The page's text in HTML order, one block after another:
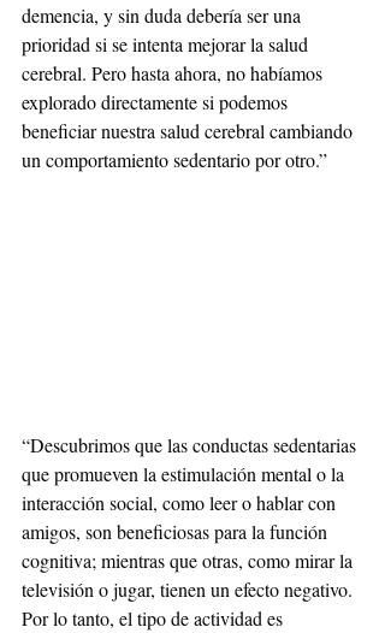
demencia, y sin duda debería ser una
prioridad si se intenta mejorar la salud
cerebral. Pero hasta ahora, no habíamos
explorado directamente si podemos
beneficiar nuestra salud cerebral cambiando
un comportamiento sedentario por otro.”
“Descubrimos que las conductas sedentarias
que promueven la estimulación mental o la
interacción social, como leer o hablar con
amigos, son beneficiosas para la función
cognitiva; mientras que otras, como mirar la
televisión o jugar, tienen un efecto negativo.
Por lo tanto, el tipo de actividad es